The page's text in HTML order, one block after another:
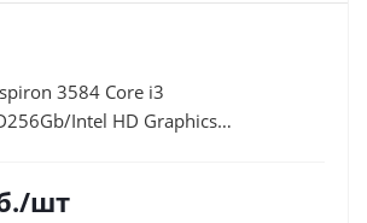
3584 Core i3
Intel HD Graphics
/шт